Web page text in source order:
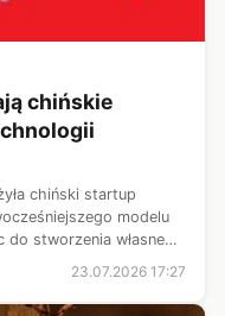
chińskie
chiński startup
modelu
stworzenia własnego
23.07.2026 17:27